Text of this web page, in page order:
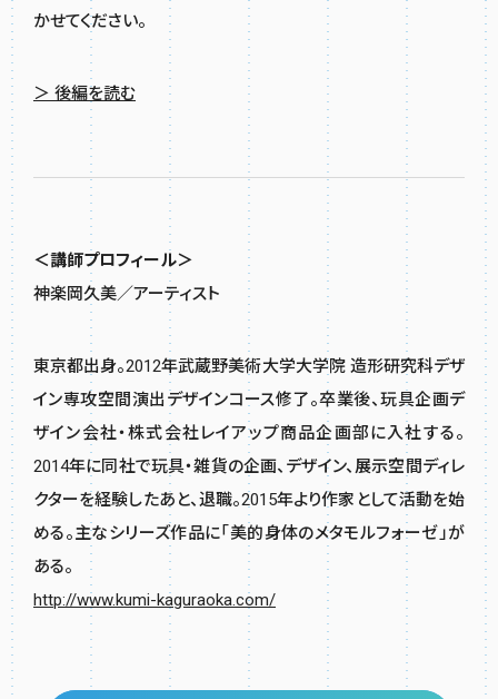
かせてください。
＞ 後編を読む
＜講師プロフィール＞
神楽岡久美／アーティスト
東京都出身。2012年武蔵野美術大学大学院 造形研究科デザ
イン専攻空間演出デザインコース修了。卒業後、玩具企画デ
ザイン会社・株式会社レイアップ商品企画部に入社する。
2014年に同社で玩具・雑貨の企画、デザイン、展示空間ディレ
クターを経験したあと、退職。2015年より作家として活動を始
める。主なシリーズ作品に「美的身体のメタモルフォーゼ」が
ある。
http://www.kumi-kaguraoka.com/